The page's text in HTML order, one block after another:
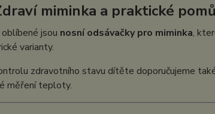
miminka a praktické
jsou nosní odsávačky pro miminka,
varianty.
zdravotního stavu dítěte doporučujeme
měření teploty.